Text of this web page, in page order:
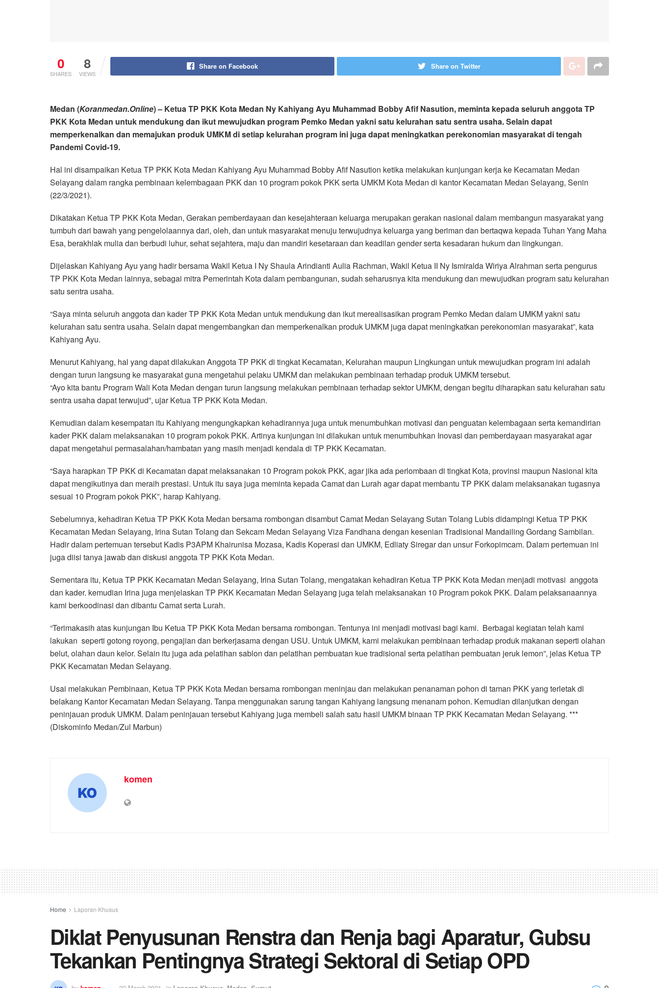
0
SHARES
8
VIEWS
Share on Facebook Share on Twitter
Medan (Koranmedan.Online) – Ketua TP PKK Kota Medan Ny Kahiyang Ayu Muhammad Bobby Afif Nasution, meminta kepada seluruh anggota TP
PKK Kota Medan untuk mendukung dan ikut mewujudkan program Pemko Medan yakni satu kelurahan satu sentra usaha. Selain dapat
memperkenalkan dan memajukan produk UMKM di setiap kelurahan program ini juga dapat meningkatkan perekonomian masyarakat di tengah
Pandemi Covid-19.
Hal ini disampaikan Ketua TP PKK Kota Medan Kahiyang Ayu Muhammad Bobby Afif Nasution ketika melakukan kunjungan kerja ke Kecamatan Medan
Selayang dalam rangka pembinaan kelembagaan PKK dan 10 program pokok PKK serta UMKM Kota Medan di kantor Kecamatan Medan Selayang, Senin
(22/3/2021).
Dikatakan Ketua TP PKK Kota Medan, Gerakan pemberdayaan dan kesejahteraan keluarga merupakan gerakan nasional dalam membangun masyarakat yang
tumbuh dari bawah yang pengelolaannya dari, oleh, dan untuk masyarakat menuju terwujudnya keluarga yang beriman dan bertaqwa kepada Tuhan Yang Maha
Esa, berakhlak mulia dan berbudi luhur, sehat sejahtera, maju dan mandiri kesetaraan dan keadilan gender serta kesadaran hukum dan lingkungan.
Dijelaskan Kahiyang Ayu yang hadir bersama Wakil Ketua I Ny Shaula Arindianti Aulia Rachman, Wakil Ketua II Ny Ismiralda Wiriya Alrahman serta pengurus
TP PKK Kota Medan lainnya, sebagai mitra Pemerintah Kota dalam pembangunan, sudah seharusnya kita mendukung dan mewujudkan program satu kelurahan
satu sentra usaha.
“Saya minta seluruh anggota dan kader TP PKK Kota Medan untuk mendukung dan ikut merealisasikan program Pemko Medan dalam UMKM yakni satu
kelurahan satu sentra usaha. Selain dapat mengembangkan dan memperkenalkan produk UMKM juga dapat meningkatkan perekonomian masyarakat”, kata
Kahiyang Ayu.
Menurut Kahiyang, hal yang dapat dilakukan Anggota TP PKK di tingkat Kecamatan, Kelurahan maupun Lingkungan untuk mewujudkan program ini adalah
dengan turun langsung ke masyarakat guna mengetahui pelaku UMKM dan melakukan pembinaan terhadap produk UMKM tersebut.
“Ayo kita bantu Program Wali Kota Medan dengan turun langsung melakukan pembinaan terhadap sektor UMKM, dengan begitu diharapkan satu kelurahan satu
sentra usaha dapat terwujud”, ujar Ketua TP PKK Kota Medan.
Kemudian dalam kesempatan itu Kahiyang mengungkapkan kehadirannya juga untuk menumbuhkan motivasi dan penguatan kelembagaan serta kemandirian
kader PKK dalam melaksanakan 10 program pokok PKK. Artinya kunjungan ini dilakukan untuk menumbuhkan Inovasi dan pemberdayaan masyarakat agar
dapat mengetahui permasalahan/hambatan yang masih menjadi kendala di TP PKK Kecamatan.
“Saya harapkan TP PKK di Kecamatan dapat melaksanakan 10 Program pokok PKK, agar jika ada perlombaan di tingkat Kota, provinsi maupun Nasional kita
dapat mengikutinya dan meraih prestasi. Untuk itu saya juga meminta kepada Camat dan Lurah agar dapat membantu TP PKK dalam melaksanakan tugasnya
sesuai 10 Program pokok PKK”, harap Kahiyang.
Sebelumnya, kehadiran Ketua TP PKK Kota Medan bersama rombongan disambut Camat Medan Selayang Sutan Tolang Lubis didampingi Ketua TP PKK
Kecamatan Medan Selayang, Irina Sutan Tolang dan Sekcam Medan Selayang Viza Fandhana dengan kesenian Tradisional Mandailing Gordang Sambilan.
Hadir dalam pertemuan tersebut Kadis P3APM Khairunisa Mozasa, Kadis Koperasi dan UMKM, Edliaty Siregar dan unsur Forkopimcam. Dalam pertemuan ini
juga diisi tanya jawab dan diskusi anggota TP PKK Kota Medan.
Sementara itu, Ketua TP PKK Kecamatan Medan Selayang, Irina Sutan Tolang, mengatakan kehadiran Ketua TP PKK Kota Medan menjadi motivasi anggota
dan kader. kemudian Irina juga menjelaskan TP PKK Kecamatan Medan Selayang juga telah melaksanakan 10 Program pokok PKK. Dalam pelaksanaannya
kami berkoodinasi dan dibantu Camat serta Lurah.
“Terimakasih atas kunjungan Ibu Ketua TP PKK Kota Medan bersama rombongan. Tentunya ini menjadi motivasi bagi kami. Berbagai kegiatan telah kami
lakukan seperti gotong royong, pengajian dan berkerjasama dengan USU. Untuk UMKM, kami melakukan pembinaan terhadap produk makanan seperti olahan
belut, olahan daun kelor. Selain itu juga ada pelatihan sablon dan pelatihan pembuatan kue tradisional serta pelatihan pembuatan jeruk lemon”, jelas Ketua TP
PKK Kecamatan Medan Selayang.
Usai melakukan Pembinaan, Ketua TP PKK Kota Medan bersama rombongan meninjau dan melakukan penanaman pohon di taman PKK yang terletak di
belakang Kantor Kecamatan Medan Selayang. Tanpa menggunakan sarung tangan Kahiyang langsung menanam pohon. Kemudian dilanjutkan dengan
peninjauan produk UMKM. Dalam peninjauan tersebut Kahiyang juga membeli salah satu hasil UMKM binaan TP PKK Kecamatan Medan Selayang. ***
(Diskominfo Medan/Zul Marbun)
komen
Home Laporan Khusus
Diklat Penyusunan Renstra dan Renja bagi Aparatur, Gubsu
Tekankan Pentingnya Strategi Sektoral di Setiap OPD